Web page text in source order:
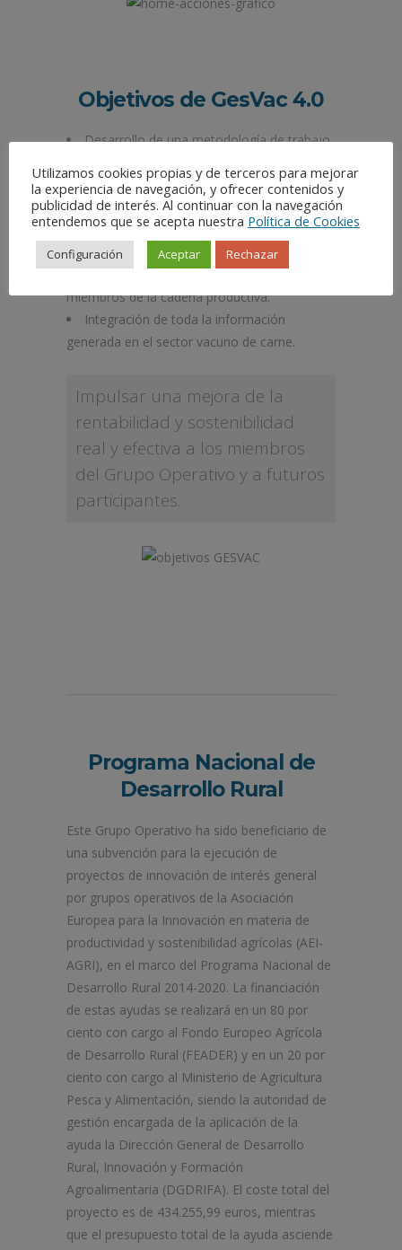
Objetivos de GesVac 4.0
Desarrollo de una metodología de trabajo
ganadero.
Promover la utilización de la información
como herramienta de análisis de negocio de
las explotaciones de vacuno
miembros de la cadena productiva.
Integración de toda la información
generada en el sector vacuno de carne.
Impulsar una mejora de la
rentabilidad y sostenibilidad
real y efectiva a los miembros
del Grupo Operativo y a futuros
participantes.
Programa Nacional de
Desarrollo Rural
Este Grupo Operativo ha sido beneficiario de
una subvención para la ejecución de
proyectos de innovación de interés general
por grupos operativos de la Asociación
Europea para la Innovación en materia de
productividad y sostenibilidad agrícolas (AEI-
AGRI), en el marco del Programa Nacional de
Desarrollo Rural 2014-2020. La financiación
de estas ayudas se realizará en un 80 por
ciento con cargo al Fondo Europeo Agrícola
de Desarrollo Rural (FEADER) y en un 20 por
ciento con cargo al Ministerio de Agricultura
Pesca y Alimentación, siendo la autoridad de
gestión encargada de la aplicación de la
ayuda la Dirección General de Desarrollo
Rural, Innovación y Formación
Agroalimentaria (DGDRIFA). El coste total del
proyecto es de 434.255,99 euros, mientras
que el presupuesto total de la ayuda asciende
Utilizamos cookies propias y de terceros para mejorar
la experiencia de navegación, y ofrecer contenidos y
publicidad de interés. Al continuar con la navegación
entendemos que se acepta nuestra Política de Cookies
Configuración Aceptar Rechazar